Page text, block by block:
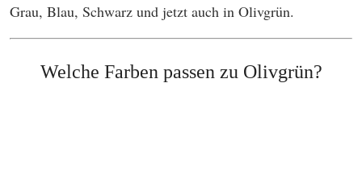
Grau, Blau, Schwarz und jetzt auch in Olivgrün.
Welche Farben passen zu Olivgrün?